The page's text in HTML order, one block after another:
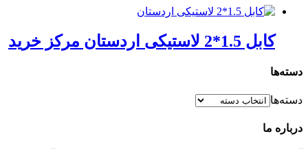
کابل 1.5*2 لاستیکی اردستان مرکز خرید
دسته‌ها
دسته‌ها
درباره ما